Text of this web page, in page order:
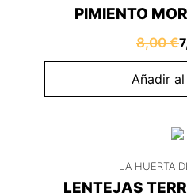
PIMIENTO
8,00€
Añadir
LA HUERTA
LENTEJAS